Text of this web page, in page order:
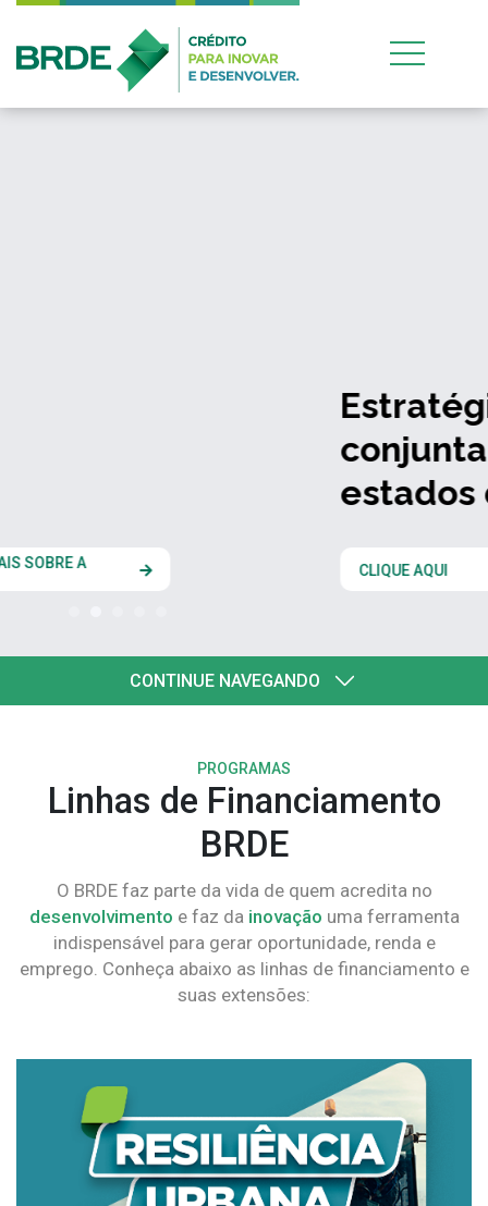
Estratégia de atuação
conjunta entre os quatro
estados do Codesul
CLIQUE AQUI
CONTINUE NAVEGANDO
PROGRAMAS
Linhas de Financiamento
BRDE
O BRDE faz parte da vida de quem acredita no
desenvolvimento e faz da inovação uma ferramenta
indispensável para gerar oportunidade, renda e
emprego. Conheça abaixo as linhas de financiamento e
suas extensões: